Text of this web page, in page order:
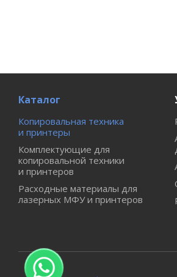
Каталог
Копировальная техника
и принтеры
Комплектующие для
копировальной техники
и принтеров
Расходные материалы для
лазерных МФУ и принтеров